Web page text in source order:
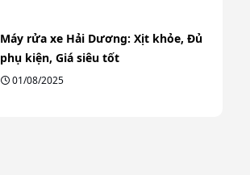
Máy rửa xe Hải Dương: Xịt khỏe, Đủ
phụ kiện, Giá siêu tốt
01/08/2025